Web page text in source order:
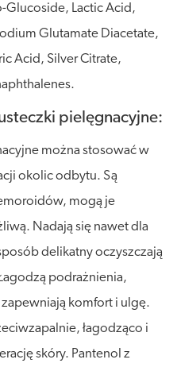
Glucoside, Lactic Acid,
Glutamate Diacetate,
Acid, Silver Citrate,
pielęgnacyjne:
można stosować w
okolic odbytu. Są
mogą je
Nadają się nawet dla
delikatny oczyszczają
podrażnienia,
komfort i ulgę.
łagodząco i
skóry. Pantenol z